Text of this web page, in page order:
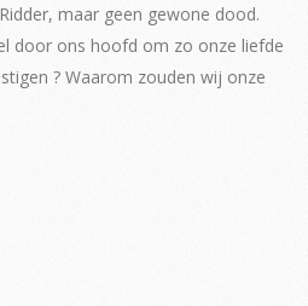
maar geen gewone dood.
door ons hoofd om zo onze liefde
? Waarom zouden wij onze